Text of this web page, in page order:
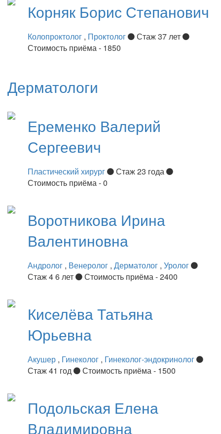
Корняк Борис Степанович
Колопроктолог , Проктолог
Стаж 37 лет
Стоимость приёма - 1850
Дерматологи
Еременко Валерий
Сергеевич
Пластический хирург
Стаж 23 года
Стоимость приёма - 0
Воротникова Ирина
Валентиновна
Андролог , Венеролог , Дерматолог , Уролог
Стаж 4 6 лет
Стоимость приёма - 2400
КиселёваТатьяна
Юрьевна
Акушер , Гинеколог , Гинеколог-эндокринолог
Стаж 41 год
Стоимость приёма - 1500
Подольская Елена
Владимировна